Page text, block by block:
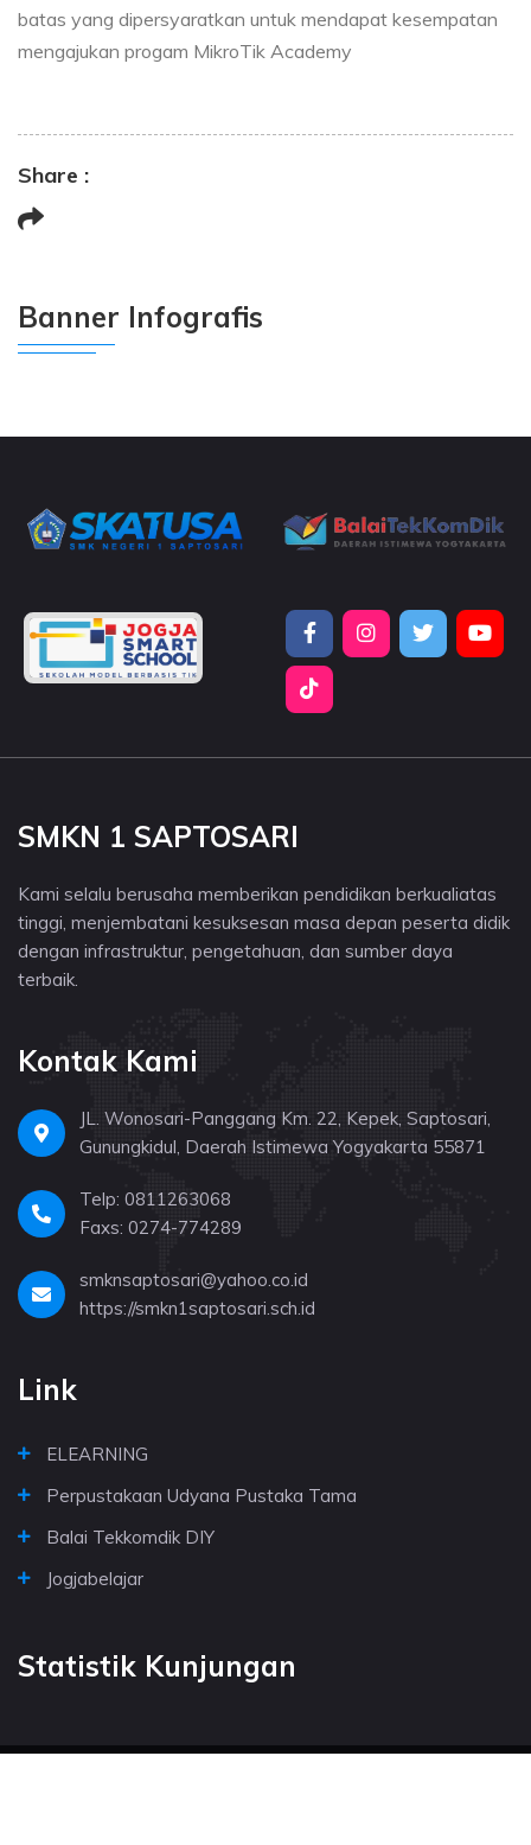
batas yang dipersyaratkan untuk mendapat kesempatan
mengajukan progam MikroTik Academy
Share :
Banner Infografis
SMKN 1 SAPTOSARI
Kami selalu berusaha memberikan pendidikan berkualiatas
tinggi, menjembatani kesuksesan masa depan peserta didik
dengan infrastruktur, pengetahuan, dan sumber daya
terbaik.
Kontak Kami
JL. Wonosari-Panggang Km. 22, Kepek, Saptosari,
Gunungkidul, Daerah Istimewa Yogyakarta 55871
Telp: 0811263068
Faxs: 0274-774289
smknsaptosari@yahoo.co.id
https://smkn1saptosari.sch.id
Link
ELEARNING
Perpustakaan Udyana Pustaka Tama
Balai Tekkomdik DIY
Jogjabelajar
Statistik Kunjungan